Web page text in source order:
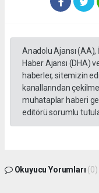
Anadolu Ajansı (AA),
Haber Ajansı (DHA)
haberler, sitemizin
kanallarından
muhataplar haberi
editörü sorumlu
Okuyucu Yorumları (0)